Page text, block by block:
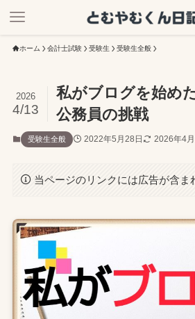
ホーム 会計士試験 受験生 受験生全般
私がブログを始め
公務員の挑戦
2026
4/13
受験生全般 2022年5月28日 2026年4
当ページのリンクには広告が含ま